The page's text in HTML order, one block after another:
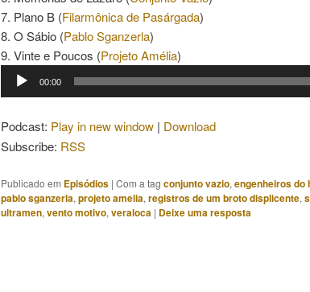
7. Plano B (Filarmônica de Pasárgada)
8. O Sábio (Pablo Sganzerla)
9. Vinte e Poucos (Projeto Amélia)
Tocador
de
00:00
Podcast: Play in new window | Download
Subscribe: RSS
Publicado em Episódios | Com a tag conjunto vazio, engenheiros do
pablo sganzerla, projeto amelia, registros de um broto displicente,
ultramen, vento motivo, veraloca | Deixe uma resposta